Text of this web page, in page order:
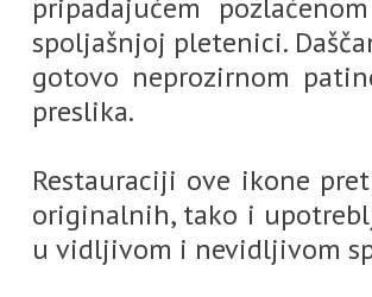
pripadajućem
spoljašnjoj pletenici.
gotovo neprozirnom
preslika.
Restauraciji ove ikone
originalnih, tako i
u vidljivom i nevidljivom